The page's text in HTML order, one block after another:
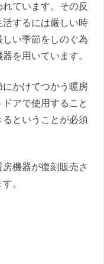
ています。その反
するには厳しい時
い季節をしのぐ為
を用いています。
かけてつかう暖房
アで使用すること
ということが必須
機器が復刻販売さ
。